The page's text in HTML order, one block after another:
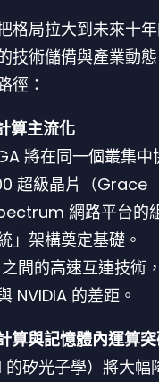
格局拉大到未來十
技術儲備與產業動
徑：
算主流化
將在同一個叢集中
超級晶片（Grace
網路平台的
」架構奠定基礎。
間的高速互連技術
NVIDIA 的差距。
與記憶體內運算
矽光子學）將大幅